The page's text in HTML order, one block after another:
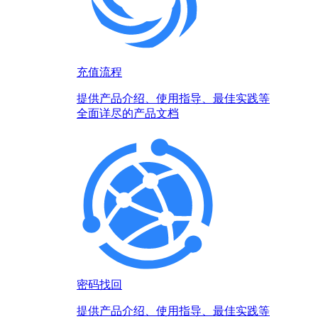
充值流程
提供产品介绍、使用指导、最佳实践等
全面详尽的产品文档
密码找回
提供产品介绍、使用指导、最佳实践等